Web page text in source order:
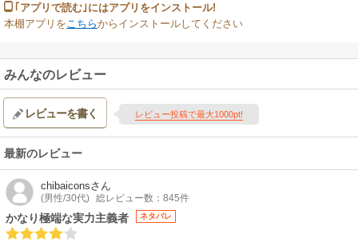
｢アプリで読む｣にはアプリをインストール!
本棚アプリを こちらからインストールしてください
みんなのレビュー
レビューを書く レビュー投稿で最大1000pt!
最新のレビュー
chibaiconsさん
(男性/30代) 総レビュー数：845件
かなり極端な実力主義者 ネタバレ